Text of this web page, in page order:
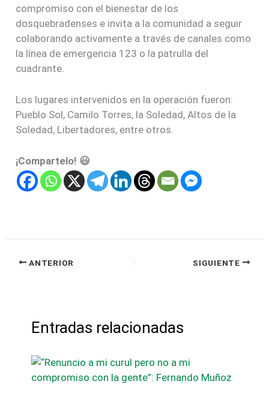
compromiso con el bienestar de los
dosquebradenses e invita a la comunidad a seguir
colaborando activamente a través de canales como
la línea de emergencia 123 o la patrulla del
cuadrante.
Los lugares intervenidos en la operación fueron:
Pueblo Sol, Camilo Torres, la Soledad, Altos de la
Soledad, Libertadores, entre otros.
¡Compartelo! 😃
ANTERIOR SIGUIENTE
Entradas relacionadas